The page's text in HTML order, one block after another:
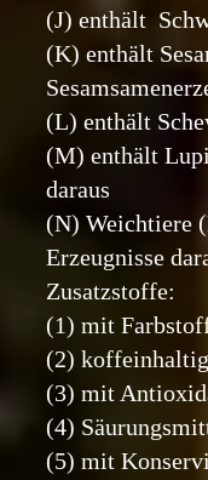
(J) enthält
(K) enthält
(L) enthält
(M) enthält
daraus
(N) Weichtiere
Erzeugnisse
Zusatzstoffe:
(1) mit
(2) koffeinhaltig
(3) mit
(4)
(5) mit